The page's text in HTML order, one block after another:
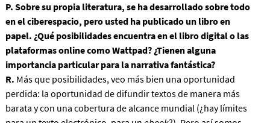
P. Sobre su propia literatura, se ha desarrollado sobre todo
en el ciberespacio, pero usted ha publicado un libro en
papel. ¿Qué posibilidades encuentra en el libro digital o las
plataformas online como Wattpad? ¿Tienen alguna
importancia particular para la narrativa fantástica?
R. Más que posibilidades, veo más bien una oportunidad
perdida: la oportunidad de difundir textos de manera más
barata y con una cobertura de alcance mundial (¿hay límites